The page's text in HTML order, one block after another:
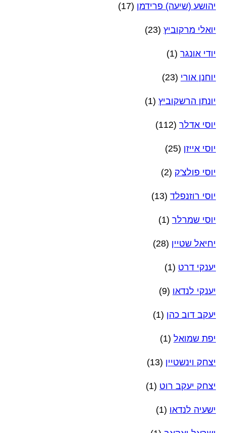
יהושע (שיעה) פרידמן (17)
יואלי מרקוביץ (23)
יודי אונגר (1)
יוחנן אורי (23)
יונתן הרשקוביץ (1)
יוסי אדלר (112)
יוסי אייזן (25)
יוסי פולצ'ק (2)
יוסי רוזנפלד (13)
יוסי שמרלר (1)
יחיאל שטיין (28)
יענקי דרט (1)
יענקי לנדאו (9)
יעקב דוב כהן (1)
יפת שמואל (1)
יצחק וינשטיין (13)
יצחק יעקב רוט (1)
ישעיה לנדאו (1)